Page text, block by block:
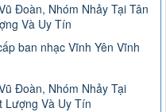
Đoàn, Nhóm Nhảy Tại Tân
Và Uy Tín
ban nhạc Vĩnh Yên Vĩnh
Đoàn, Nhóm Nhảy Tại
Lượng Và Uy Tín